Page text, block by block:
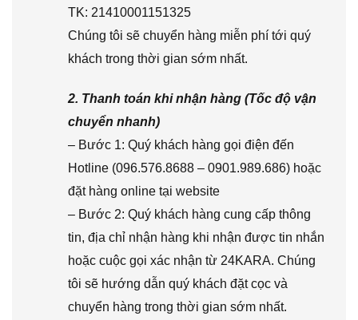
TK: 21410001151325
Chúng tôi sẽ chuyển hàng miễn phí tới quý
khách trong thời gian sớm nhất.
2. Thanh toán khi nhận hàng (Tốc độ vận
chuyển nhanh)
– Bước 1: Quý khách hàng gọi điện đến
Hotline (096.576.8688 – 0901.989.686) hoặc
đặt hàng online tại website
– Bước 2: Quý khách hàng cung cấp thông
tin, địa chỉ nhận hàng khi nhận được tin nhắn
hoặc cuộc gọi xác nhận từ 24KARA. Chúng
tôi sẽ hướng dẫn quý khách đặt cọc và
chuyển hàng trong thời gian sớm nhất.